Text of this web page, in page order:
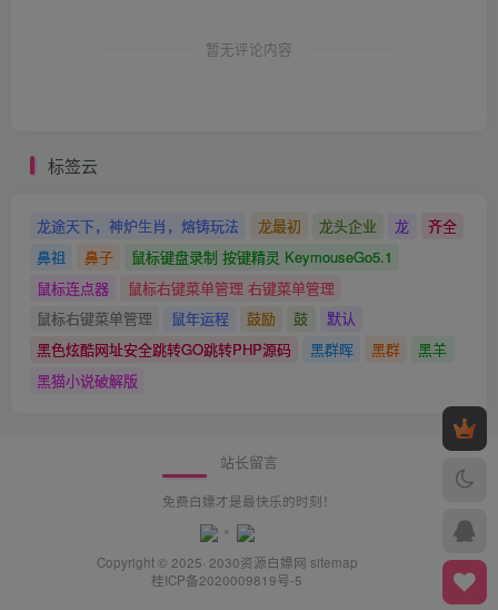
暂无评论内容
标签云
龙途天下，神炉生肖，熔铸玩法 龙最初 龙头企业 龙
齐全
鼻祖
鼻子
鼠标键盘录制 按键精灵 KeymouseGo5.1
鼠标连点器
鼠标右键菜单管理 右键菜单管理
鼠标右键菜单管理
鼠年运程 鼓励 鼓
默认
黑色炫酷网址安全跳转GO跳转PHP源码
黑群晖 黑群
黑羊
黑猫小说破解版
站长留言
免费白嫖才是最快乐的时刻！
Copyright © 2025· 2030资源白嫖网 sitemap
桂ICP备2020009819号-5